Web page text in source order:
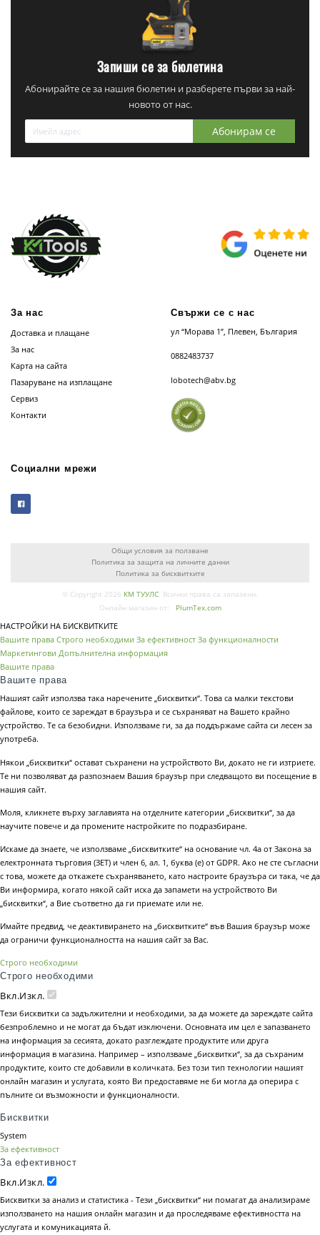
Запиши се за бюлетина
Абонирайте се за нашия бюлетин и разберете първи за най-
новото от нас.
Абонирам се
За нас
Доставка и плащане
За нас
Карта на сайта
Пазаруване на изплащане
Сервиз
Контакти
Свържи се с нас
ул “Морава 1”, Плевен, България
0882483737
lobotech@abv.bg
Социални мрежи
Общи условия за ползване
Политика за защита на личните данни
Политика за бисквитките
© Copyright 2026 КМ ТУУЛС. Всички права са запазени.
Онлайн магазин от:
PlumTex.com
НАСТРОЙКИ НА БИСКВИТКИТЕ
Вашите права Строго необходими За ефективност За функционалности
Маркетингови Допълнителна информация
Вашите права
Вашите права
Нашият сайт използва така наречените „бисквитки“. Това са малки текстови
файлове, които се зареждат в браузъра и се съхраняват на Вашето крайно
устройство. Те са безобидни. Използваме ги, за да поддържаме сайта си лесен за
употреба.
Някои „бисквитки“ остават съхранени на устройството Ви, докато не ги изтриете.
Те ни позволяват да разпознаем Вашия браузър при следващото ви посещение в
нашия сайт.
Моля, кликнете върху заглавията на отделните категории „бисквитки“, за да
научите повече и да промените настройките по подразбиране.
Искаме да знаете, че използваме „бисквитките“ на основание чл. 4а от Закона за
електронната търговия (ЗЕТ) и член 6, ал. 1, буква (е) от GDPR. Ако не сте съгласни
с това, можете да откажете съхраняването, като настроите браузъра си така, че да
Ви информира, когато някой сайт иска да запамети на устройството Ви
„бисквитки“, а Вие съответно да ги приемате или не.
Имайте предвид, че деактивирането на „бисквитките“ във Вашия браузър може
да ограничи функционалността на нашия сайт за Вас.
Строго необходими
Строго необходими
Вкл.Изкл.
Тези бисквитки са задължителни и необходими, за да можете да зареждате сайта
безпроблемно и не могат да бъдат изключени. Основната им цел е запазването
на информация за сесията, докато разглеждате продуктите или друга
информация в магазина. Например – използваме „бисквитки“, за да съхраним
продуктите, които сте добавили в количката. Без този тип технологии нашият
онлайн магазин и услугата, която Ви предоставяме не би могла да оперира с
пълните си възможности и функционалности.
Бисквитки
System
За ефективност
За ефективност
Вкл.Изкл.
Бисквитки за анализ и статистика - Тези „бисквитки“ ни помагат да анализираме
използването на нашия онлайн магазин и да проследяваме ефективността на
услугата и комуникацията й.